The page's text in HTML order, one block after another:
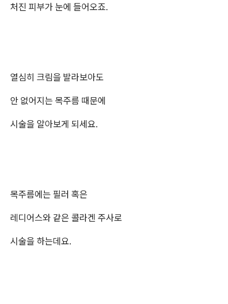
처진 피부가 눈에 들어오죠.
열심히 크림을 발라보아도
안 없어지는 목주름 때문에
시술을 알아보게 되세요.
목주름에는 필러 혹은
레디어스와 같은 콜라겐 주사로
시술을 하는데요.